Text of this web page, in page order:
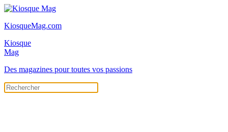
KiosqueMag.com
Kiosque
Mag
Des magazines pour toutes vos passions